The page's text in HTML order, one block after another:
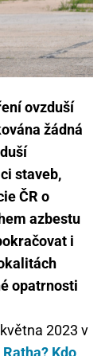
ovzduší
žádná
staveb,
ČR o
azbestu
i
opatrnosti
2023 v
Kdo